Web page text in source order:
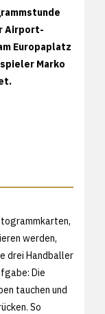
Airport-
Europaplatz
Marko
werden,
drei Handballer
Die
tauchen und
So